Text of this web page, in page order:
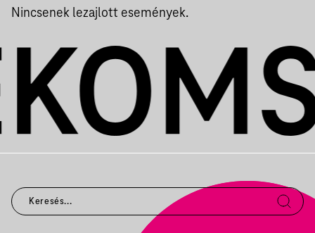
Nincsenek lezajlott események.